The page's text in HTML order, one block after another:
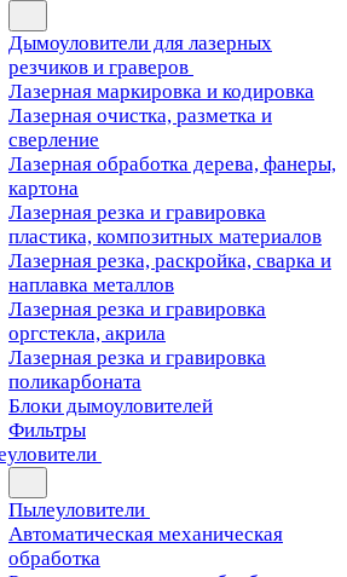
Дымоуловители для лазерных
резчиков и граверов
Лазерная маркировка и кодировка
Лазерная очистка, разметка и
сверление
Лазерная обработка дерева, фанеры,
картона
Лазерная резка и гравировка
пластика, композитных материалов
Лазерная резка, раскройка, сварка и
наплавка металлов
Лазерная резка и гравировка
оргстекла, акрила
Лазерная резка и гравировка
поликарбоната
Блоки дымоуловителей
Фильтры
Пылеуловители
Автоматическая механическая
обработка